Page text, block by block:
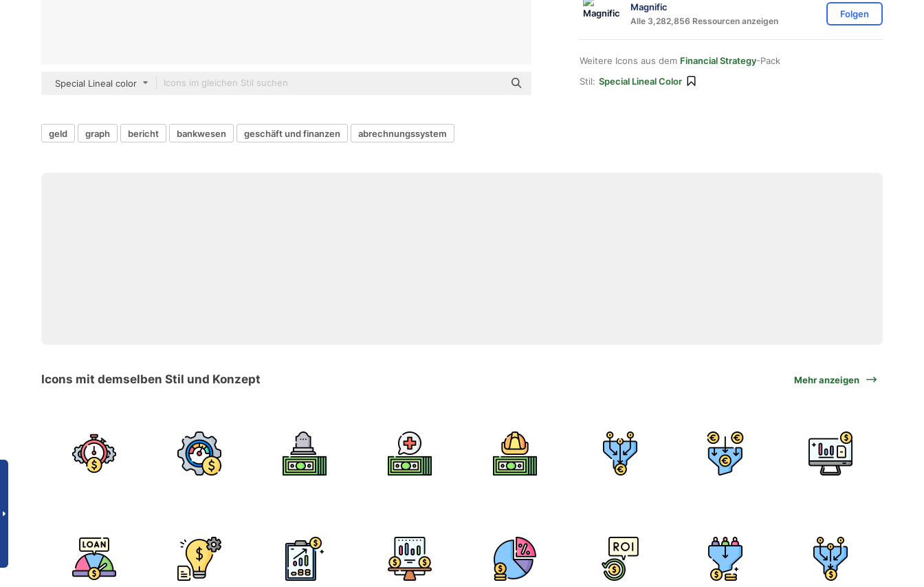
Special Lineal color
Magnific
Alle 3,282,856 Ressourcen anzeigen
Folgen
Weitere Icons aus dem Financial Strategy-Pack
Stil: Special Lineal Color
geld graph bericht bankwesen geschäft und finanzen abrechnungssystem
Icons mit demselben Stil und Konzept Mehr anzeigen